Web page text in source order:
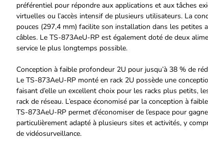
préférentiel pour répondre aux applications et aux tâches
virtuelles ou l’accès intensif de plusieurs utilisateurs. La
pouces (297,4 mm) facilite son installation dans les petites
câbles. Le TS-873AeU-RP est également doté de deux
service le plus longtemps possible.
Conception à faible profondeur 2U pour jusqu’à 38 % de
Le TS-873AeU-RP monté en rack 2U possède une
faisant d’elle un excellent choix pour les racks plus petits,
rack de réseau. L’espace économisé par la conception à
TS-873AeU-RP permet d’économiser de l’espace pour
particulièrement adapté à plusieurs sites et activités, y
de vidéosurveillance.